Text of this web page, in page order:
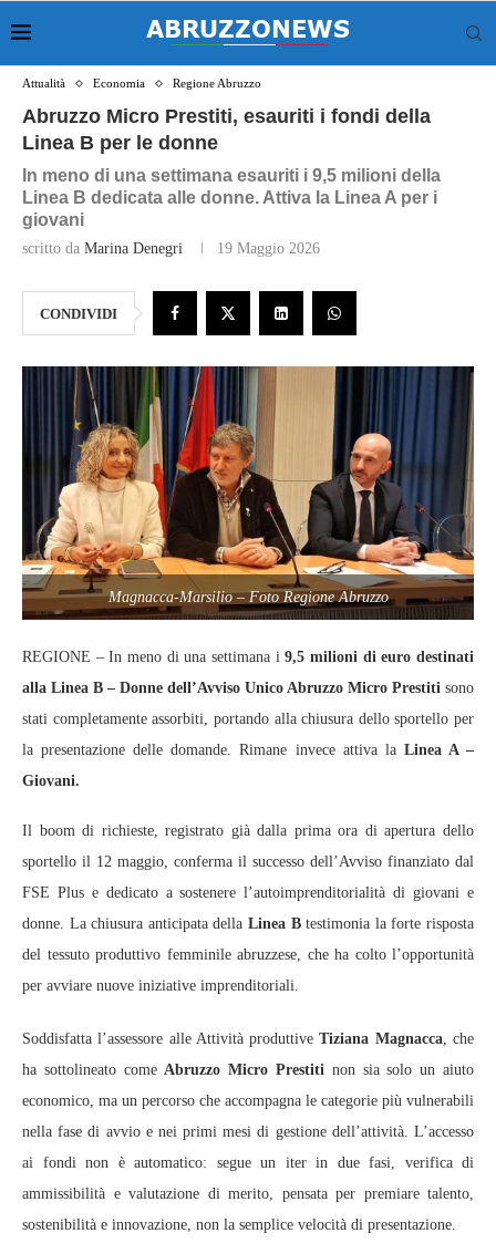
Attualità Economia Regione Abruzzo
Abruzzo Micro Prestiti, esauriti i fondi della
Linea B per le donne
In meno di una settimana esauriti i 9,5 milioni della
Linea B dedicata alle donne. Attiva la Linea A per i
giovani
scritto da Marina Denegri 19 Maggio 2026
CONDIVIDI
Magnacca-Marsilio – Foto Regione Abruzzo
REGIONE – In meno di una settimana i9,5 milioni di euro destinati
alla Linea B – Donne dell’Avviso Unico Abruzzo Micro Prestiti sono
stati completamente assorbiti, portando alla chiusura dello sportello per
la presentazione delle domande. Rimane invece attiva la Linea A –
Giovani.
Il boom di richieste, registrato già dalla prima ora di apertura dello
sportello il 12 maggio, conferma il successo dell’Avviso finanziato dal
FSE Plus e dedicato a sostenere l’autoimprenditorialità di giovani e
donne. La chiusura anticipata della Linea Btestimonia la forte risposta
del tessuto produttivo femminile abruzzese, che ha colto l’opportunità
per avviare nuove iniziative imprenditoriali.
Soddisfatta l’assessore alle Attività produttive Tiziana Magnacca, che
ha sottolineato comeAbruzzo Micro Prestiti non sia solo un aiuto
economico, ma un percorso che accompagna le categorie più vulnerabili
nella fase di avvio e nei primi mesi di gestione dell’attività. L’accesso
ai fondi non è automatico: segue un iter in due fasi, verifica di
ammissibilità e valutazione di merito, pensata per premiare talento,
sostenibilità e innovazione, non la semplice velocità di presentazione.